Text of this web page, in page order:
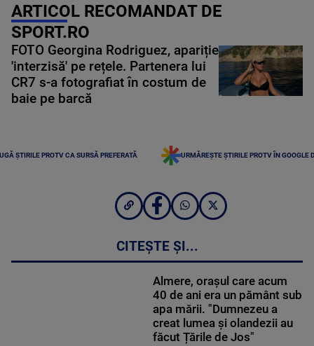
ARTICOL RECOMANDAT DE
SPORT.RO
FOTO Georgina Rodriguez, apariție
'interzisă' pe rețele. Partenera lui
CR7 s-a fotografiat în costum de
baie pe barcă
ȘTIRILE PROTV CA SURSĂ PREFERATĂ URMĂREȘTE ȘTIRILE PROTV ÎN GOOGLE
CITEȘTE ȘI...
Almere, orașul care acum
40 de ani era un pământ sub
apa mării. "Dumnezeu a
creat lumea și olandezii au
făcut Țările de Jos"